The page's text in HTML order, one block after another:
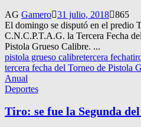
AG Gamero 31 julio, 2018 865
El domingo se disputó en el predio
C.N.C.P.T.A.G. la Tercera Fecha
Pistola Grueso Calibre. ...
pistola grueso calibretercera fecha
tercera fecha del Torneo de Pistola
Anual
Deportes
Tiro: se fue la Segunda